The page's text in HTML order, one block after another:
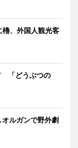
、外国人観光客
「どうぶつの
ルガンで野外劇